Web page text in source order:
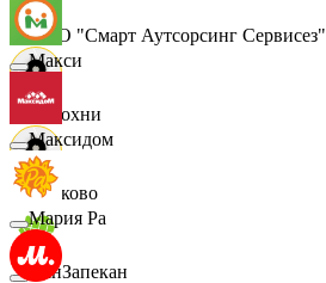
ООО "Смарт Аутсорсинг Сервисез"
Отдохни
Очаково
ПанЗапекан
Макси
Максидом
Мария Ра